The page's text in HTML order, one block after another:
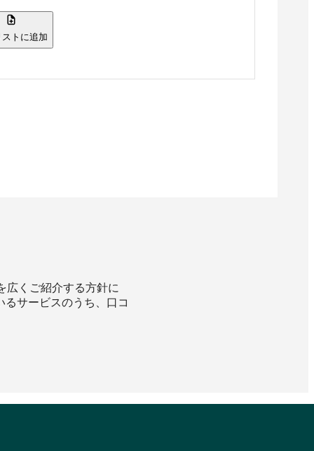
ストに追加
広くご紹介する方針に
サービスのうち、口コ